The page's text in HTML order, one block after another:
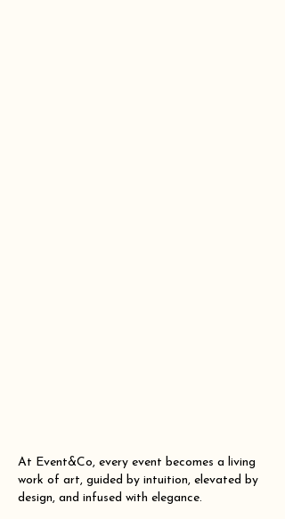
At Event&Co, every event becomes a living
work of art, guided by intuition, elevated by
design, and infused with elegance.